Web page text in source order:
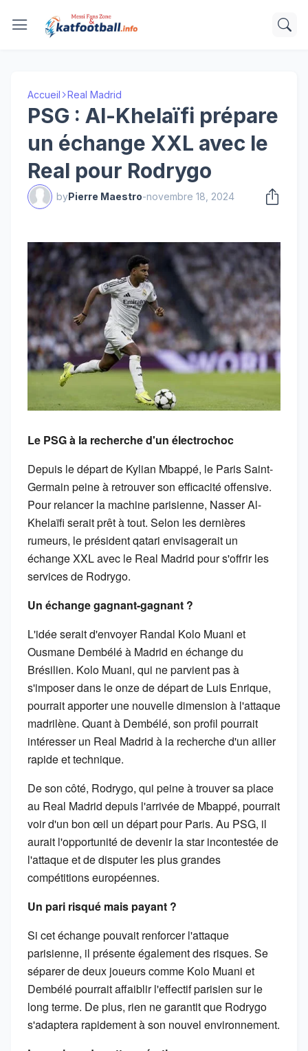
Accueil Real Madrid
PSG : Al-Khelaïfi prépare
un échange XXL avec le
Real pour Rodrygo
byPierre Maestro-novembre 18, 2024
Le PSG à la recherche d'un électrochoc
Depuis le départ de Kylian Mbappé, le Paris Saint-
Germain peine à retrouver son efficacité offensive.
Pour relancer la machine parisienne, Nasser Al-
Khelaïfi serait prêt à tout. Selon les dernières
rumeurs, le président qatari envisagerait un
échange XXL avec le Real Madrid pour s'offrir les
services de Rodrygo.
Un échange gagnant-gagnant ?
L'idée serait d'envoyer Randal Kolo Muani et
Ousmane Dembélé à Madrid en échange du
Brésilien. Kolo Muani, qui ne parvient pas à
s'imposer dans le onze de départ de Luis Enrique,
pourrait apporter une nouvelle dimension à l'attaque
madrilène. Quant à Dembélé, son profil pourrait
intéresser un Real Madrid à la recherche d'un ailier
rapide et technique.
De son côté, Rodrygo, qui peine à trouver sa place
au Real Madrid depuis l'arrivée de Mbappé, pourrait
voir d'un bon œil un départ pour Paris. Au PSG, il
aurait l'opportunité de devenir la star incontestée de
l'attaque et de disputer les plus grandes
compétitions européennes.
Un pari risqué mais payant ?
Si cet échange pouvait renforcer l'attaque
parisienne, il présente également des risques. Se
séparer de deux joueurs comme Kolo Muani et
Dembélé pourrait affaiblir l'effectif parisien sur le
long terme. De plus, rien ne garantit que Rodrygo
s'adaptera rapidement à son nouvel environnement.